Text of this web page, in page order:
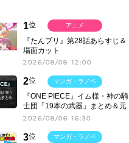
1位
『たんプリ』第28話あらすじ＆
場面カット
2026/08/08 12:00
アニメ
2位
『ONE PIECE』イム様・神の騎
士団「19本の武器」まとめ＆元
ネタ
2026/08/06 16:30
マンガ・ラノベ
3位
マンガ・ラノベ